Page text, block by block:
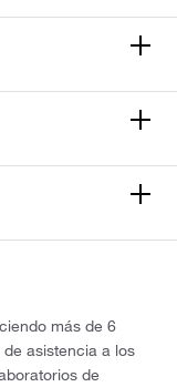
más de 6
asistencia a los
de